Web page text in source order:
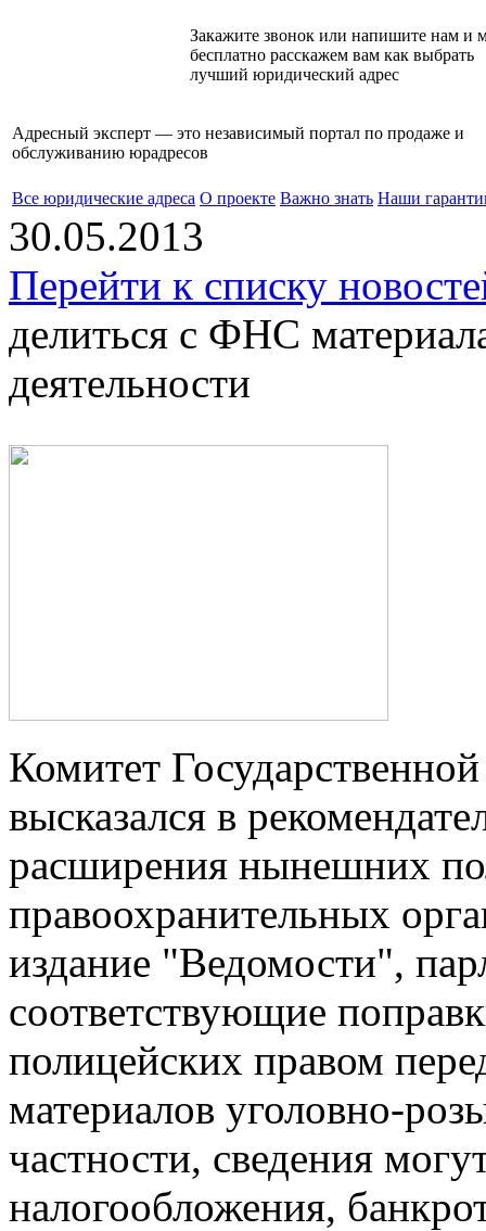
Закажите звонок или напишите нам и
бесплатно расскажем вам как выбрать
лучший юридический адрес
Адресный эксперт — это независимый портал по продаже и
обслуживанию юрадресов
Все юридические адреса О проекте Важно знать Наши
30.05.2013
Перейти к списку
делиться с ФНС
деятельности
Комитет
высказался в
расширения нынешних
правоохранительных
издание "Ведомости",
соответствующие
полицейских правом
материалов уголовно-
частности, сведения
налогообложения,